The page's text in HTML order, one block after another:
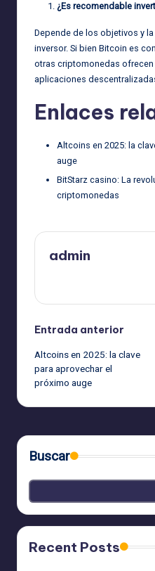
¿Es recomendable
Depende de los objetivos y
inversor. Si bien Bitcoin es
otras criptomonedas
aplicaciones
Enlaces
Altcoins en 2025: la
auge
BitStarz casino: La
criptomonedas
admin
Navegación
de
entradas
Entrada anterior
Altcoins en 2025: la clave
para aprovechar el
próximo auge
Buscar
Recent Posts